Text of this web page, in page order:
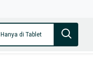
Hanya di Tablet